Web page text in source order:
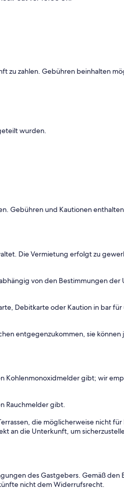
zu zahlen. Gebühren beinhalten
wurden.
Gebühren und Kautionen
Die Vermietung erfolgt zu
von den Bestimmungen
Debitkarte oder Kaution in bar
entgegenzukommen, sie können
Kohlenmonoxidmelder gibt; wir
Rauchmelder gibt.
die möglicherweise nicht
an die Unterkunft, um
des Gastgebers. Gemäß den
nicht dem Widerrufsrecht.